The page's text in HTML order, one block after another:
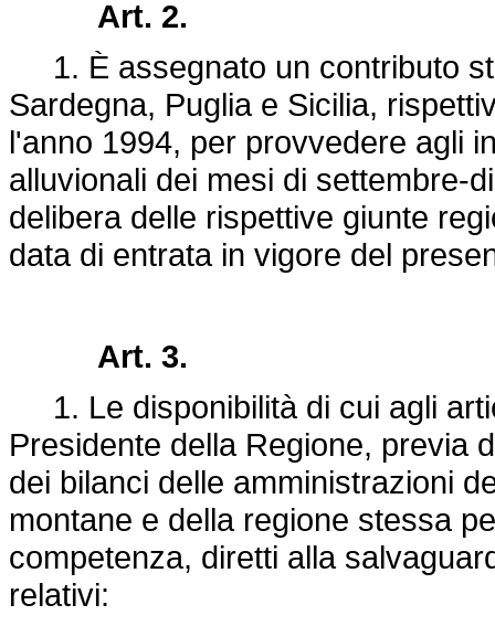
Art. 2.
1. È assegnato un contributo
Sardegna, Puglia e Sicilia,
l'anno 1994, per provvedere agli
alluvionali dei mesi di settembre-
delibera delle rispettive giunte
data di entrata in vigore del
Art. 3.
1. Le disponibilità di cui agli
Presidente della Regione, previa
dei bilanci delle amministrazioni
montane e della regione stessa
competenza, diretti alla
relativi: